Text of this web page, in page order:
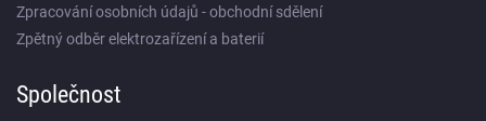
Zpracování osobních údajů - obchodní sdělení
Zpětný odběr elektrozařízení a baterií
Společnost